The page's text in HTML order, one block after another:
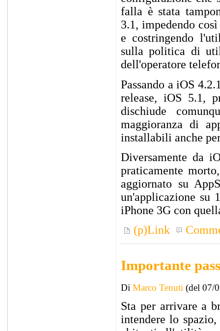
falla è stata
3.1, impedendo
e costringendo
sulla politica di
dell'operatore
Passando a iOS
release, iOS 5.1,
dischiude
maggioranza di
installabili anche
Diversamente da
praticamente
aggiornato su
un'applicazione su
iPhone 3G con
(p)Link
Importante
Di Marco Tenuti (del 07/
Sta per arrivare a
intendere lo